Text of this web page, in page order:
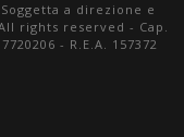
a direzione e
rights reserved - Cap.
- R.E.A. 157372